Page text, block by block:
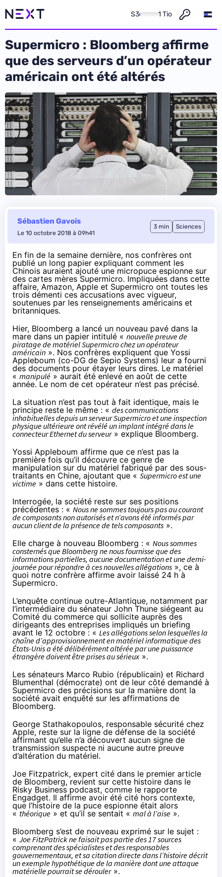
S3 1 Tio
Supermicro : Bloomberg affirme
que des serveurs d’un opérateur
américain ont été altérés
Sébastien Gavois
Le 10 octobre 2018 à 09h41
3 min Sciences
En fin de la semaine dernière, nos confrères ont
publié un long papier expliquant comment les
Chinois auraient ajouté une micropuce espionne sur
des cartes mères Supermicro. Impliquées dans cette
affaire, Amazon, Apple et Supermicro ont toutes les
trois démenti ces accusations avec vigueur,
soutenues par les renseignements américains et
britanniques.
Hier, Bloomberg a lancé un nouveau pavé dans la
mare dans un papier intitulé « nouvelle preuve de
piratage de matériel Supermicro chez un opérateur
américain ». Nos confrères expliquent que Yossi
Appleboum (co-DG de Sepio Systems) leur a fourni
des documents pour étayer leurs dires. Le matériel
« manipulé » aurait été enlevé en août de cette
année. Le nom de cet opérateur n’est pas précisé.
La situation n’est pas tout à fait identique, mais le
principe reste le même : « des communications
inhabituelles depuis un serveur Supermicro et une inspection
physique ultérieure ont révélé un implant intégré dans le
connecteur Ethernet du serveur» explique Bloomberg.
Yossi Appleboum affirme que ce n’est pas la
première fois qu’il découvre ce genre de
manipulation sur du matériel fabriqué par des sous-
traitants en Chine, ajoutant que « Supermicro est une
victime » dans cette histoire.
Interrogée, la société reste sur ses positions
précédentes : « Nous ne sommes toujours pas au courant
de composants non autorisés et n’avons été informés par
aucun client de la présence de tels composants ».
Elle charge à nouveau Bloomberg : « Nous sommes
consternés que Bloomberg ne nous fournisse que des
informations partielles, aucune documentation et une demi-
journée pour répondre à ces nouvelles allégations », ce à
quoi notre confrère affirme avoir laissé 24 h à
Supermicro.
L’enquête continue outre-Atlantique, notamment par
l’intermédiaire du sénateur John Thune siégeant au
Comité du commerce qui sollicite auprès des
dirigeants des entreprises impliqués un briefing
avant le 12 octobre : « Les allégations selon lesquelles la
chaîne d’approvisionnement en matériel informatique des
États-Unis a été délibérément altérée par une puissance
étrangère doivent être prises au sérieux».
Les sénateurs Marco Rubio (républicain) et Richard
Blumenthal (démocrate) ont de leur côté demandé à
Supermicro des précisions sur la manière dont la
société avait enquêté sur les affirmations de
Bloomberg.
George Stathakopoulos, responsable sécurité chez
Apple, reste sur la ligne de défense de la société
affirmant qu’elle n’a découvert aucun signe de
transmission suspecte ni aucune autre preuve
d’altération du matériel.
Joe Fitzpatrick, expert cité dans le premier article
de Bloomberg, revient sur cette histoire dans le
Risky Business podcast, comme le rapporte
Engadget. Il affirme avoir été cité hors contexte,
que l’histoire de la puce espionne était alors
« théorique » et qu’il se sentait « mal à l’aise ».
Bloomberg s’est de nouveau exprimé sur le sujet :
« Joe FitzPatrick ne faisait pas partie des 17 sources
comprenant des spécialistes et des responsables
gouvernementaux, et sa citation directe dans l’histoire décrit
un exemple hypothétique de la manière dont une attaque
matérielle pourrait se dérouler».